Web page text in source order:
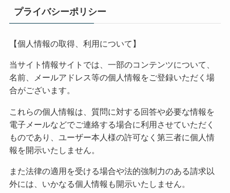
プライバシーポリシー
【個人情報の取得、利用について】
当サイト情報サイトでは、一部のコンテンツについて、
名前、メールアドレス等の個人情報をご登録いただく場
合がございます。
これらの個人情報は、質問に対する回答や必要な情報を
電子メールなどでご連絡する場合に利用させていただく
ものであり、ユーザー本人様の許可なく第三者に個人情
報を開示いたしません。
また法律の適用を受ける場合や法的強制力のある請求以
外には、いかなる個人情報も開示いたしません。